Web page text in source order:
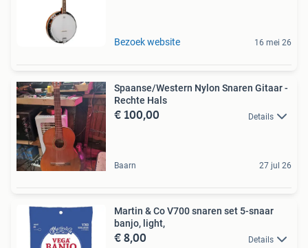
Bezoek website 16 mei 26
Spaanse/Western Nylon Snaren Gitaar -
Rechte Hals
€ 100,00 Details
Baarn 27 jul 26
Martin & Co V700 snaren set 5-snaar
banjo, light,
€ 8,00 Details